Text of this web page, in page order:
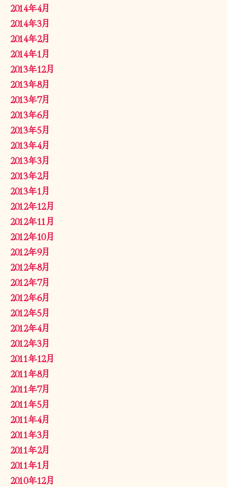
2014年4月
2014年3月
2014年2月
2014年1月
2013年12月
2013年8月
2013年7月
2013年6月
2013年5月
2013年4月
2013年3月
2013年2月
2013年1月
2012年12月
2012年11月
2012年10月
2012年9月
2012年8月
2012年7月
2012年6月
2012年5月
2012年4月
2012年3月
2011年12月
2011年8月
2011年7月
2011年5月
2011年4月
2011年3月
2011年2月
2011年1月
2010年12月